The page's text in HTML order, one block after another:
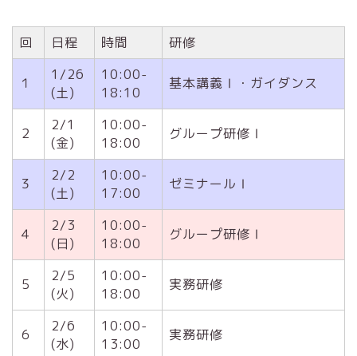
回 日程 時間 研修
１
1/26
(土)
10:00-
18:10
基本講義Ⅰ・ガイダンス
２
2/1
(金)
10:00-
18:00
グループ研修Ⅰ
３
2/2
(土)
10:00-
17:00
ゼミナールⅠ
４
2/3
(日)
10:00-
18:00
グループ研修Ⅰ
５
2/5
(火)
10:00-
18:00
実務研修
６
2/6
(水)
10:00-
13:00
実務研修